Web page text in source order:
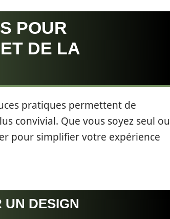
POUR
DE LA
pratiques permettent de
convivial. Que vous soyez seul ou
pour simplifier votre expérience
UN DESIGN